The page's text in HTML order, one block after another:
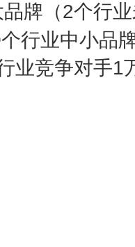
牌 （2个行
行业中小品
行业竞争对手1